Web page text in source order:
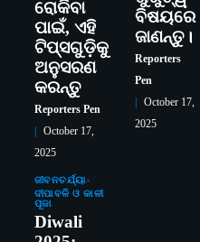
ରୋକିବା
ପାଇଁ, ଏହି
ଟିପ୍ସଗୁଡ଼ିକୁ
ଅନୁସରଣ
କରନ୍ତୁ
Reporters Pen
October 17,
2025
ବିଷୟରେ
ଜାଣନ୍ତୁ।
Reporters
Pen
October 17,
2025
ଜୀବନଚର୍ଯ୍ୟା
ଦୀପାବଳି ଓ କାଳୀ
ପୂଜା
Diwali